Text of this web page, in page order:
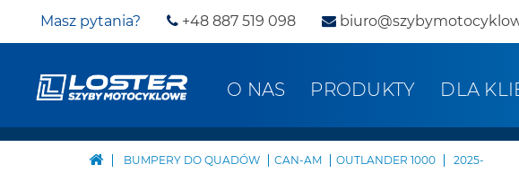
Masz pytania? +48 887 519 098
O NAS PRODUKTY DLA
BUMPERY DO QUADÓW CAN-AM OUTLANDER 1000 2025-